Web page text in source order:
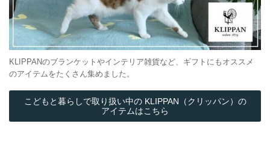
KLIPPANのブランケットやインテリア雑貨など、ギフトにもオススメ
のアイテムをたくさん集めました。
こどもと暮らしで取り扱い中の KLIPPAN（クリッパン）の
アイテムはこちら